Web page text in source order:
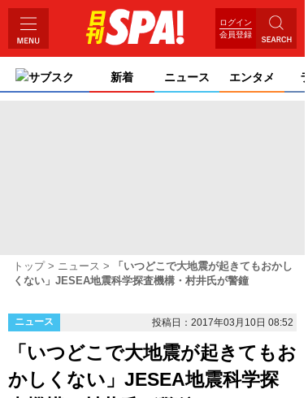
ログイン
会員登録
サブスク 新着 ニュース エンタメ
トップ ニュース
「いつどこで大地震が起きてもおかし
くない」JESEA地震科学探査機構・村井氏が警鐘
ニュース 投稿日：2017年03月10日 08:52
「いつどこで大地震が起きてもお
かしくない」JESEA地震科学探